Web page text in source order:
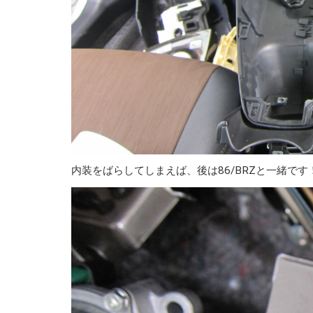
内装をばらしてしまえば、後は86/BRZと一緒です